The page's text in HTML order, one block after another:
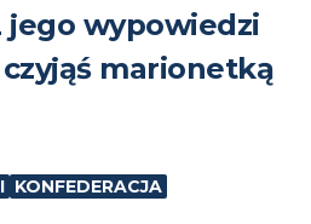
jego wypowiedzi
marionetką
KONFEDERACJA